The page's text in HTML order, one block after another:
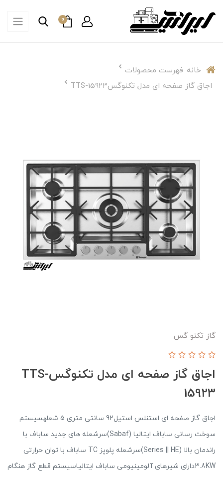
0
خانه فهرست محصولات
اجاق گاز صفحه ای مدل تکنوگسTTS-15923
گاز تکنو گس
اجاق گاز صفحه ای مدل تکنوگسTTS-
15923
اجاق گاز صفحه ای استنلس استیل92 سانتی متری 5 شعلهسیستم
سوخت رسانی ساباف ایتالیا (Sabaf)سرشعله های جدید ساباف با
راندمان بالا (Series || HE)سرشعله پلوپز TC ساباف با توان حرارتی
3.8KWدارای شیرهای آلومینیومی ساباف ایتالیاسیستم قطع گاز هنگام